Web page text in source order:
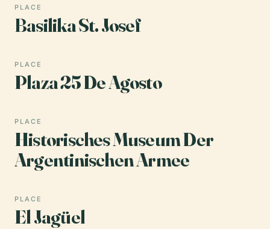
PLACE
Basilika St. Josef
PLACE
Plaza 25 De Agosto
PLACE
Historisches Museum Der
Argentinischen Armee
PLACE
El Jagüel